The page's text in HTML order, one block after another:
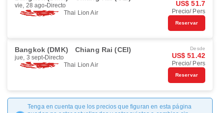
vie, 28 ago Directo
Thai Lion Air
US$ 51.7
Precio/ Pers
Reservar
Bangkok (DMK) Chiang Rai (CEI)
jue, 3 sept Directo
Thai Lion Air
Desde
US$ 51.42
Precio/ Pers
Reservar
Tenga en cuenta que los precios que figuran en esta página